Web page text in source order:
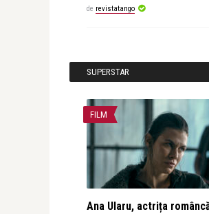
de revistatango
SUPERSTAR
FILM
Ana Ularu, actrița